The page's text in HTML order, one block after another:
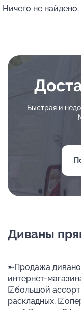
Ничего не найдено.
Быстрая и
Диваны
➼Продажа
интернет-
☑большой
раскладных,